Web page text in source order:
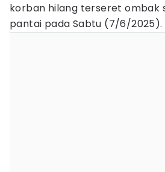
korban hilang terseret ombak
pantai pada Sabtu (7/6/2025).